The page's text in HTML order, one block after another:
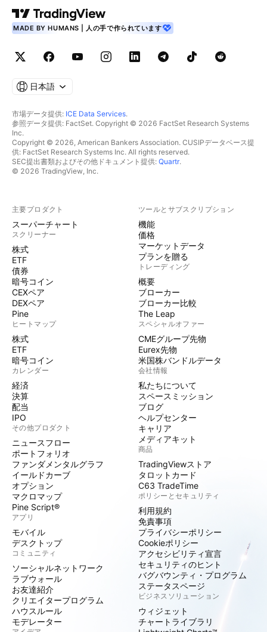
MADE BY HUMANS | 人の手で作られています
日本語
市場データ提供: ICE Data Services.
参照データ提供: FactSet. Copyright © 2026 FactSet Research Systems
Inc.
Copyright © 2026, American Bankers Association. CUSIPデータベース提
供: FactSet Research Systems Inc. All rights reserved.
SEC提出書類およびその他ドキュメント提供: Quartr.
© 2026 TradingView, Inc.
主要プロダクト
スーパーチャート
スクリーナー
株式
ETF
債券
暗号コイン
CEXペア
DEXペア
Pine
ヒートマップ
株式
ETF
暗号コイン
カレンダー
経済
決算
配当
IPO
その他プロダクト
ニュースフロー
ポートフォリオ
ファンダメンタルグラフ
イールドカーブ
オプション
マクロマップ
Pine Script®
アプリ
モバイル
デスクトップ
コミュニティ
ソーシャルネットワーク
ラブウォール
お友達紹介
クリエイタープログラム
ハウスルール
モデレーター
ツールとサブスクリプション
機能
価格
マーケットデータ
プランを贈る
トレーディング
概要
ブローカー
ブローカー比較
The Leap
スペシャルオファー
CMEグループ先物
Eurex先物
米国株バンドルデータ
会社情報
私たちについて
スペースミッション
ブログ
ヘルプセンター
キャリア
メディアキット
商品
TradingViewストア
タロットカード
C63 TradeTime
ポリシーとセキュリティ
利用規約
免責事項
プライバシーポリシー
Cookieポリシー
アクセシビリティ宣言
セキュリティのヒント
バグバウンティ・プログラム
ステータスページ
ビジネスソリューション
ウィジェット
チャートライブラリ